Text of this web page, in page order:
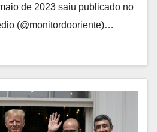
de 2023 saiu publicado no
(@monitordooriente)…